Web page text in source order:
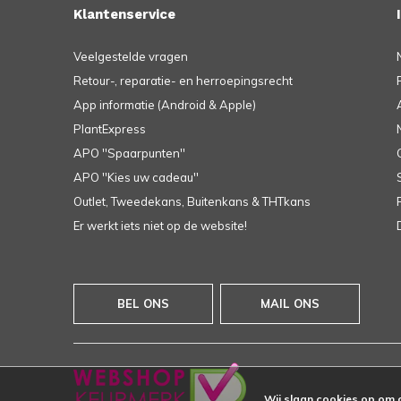
Klantenservice
Veelgestelde vragen
Retour-, reparatie- en herroepingsrecht
App informatie (Android & Apple)
PlantExpress
APO ''Spaarpunten''
APO ''Kies uw cadeau''
Outlet, Tweedekans, Buitenkans & THTkans
Er werkt iets niet op de website!
BEL ONS MAIL ONS